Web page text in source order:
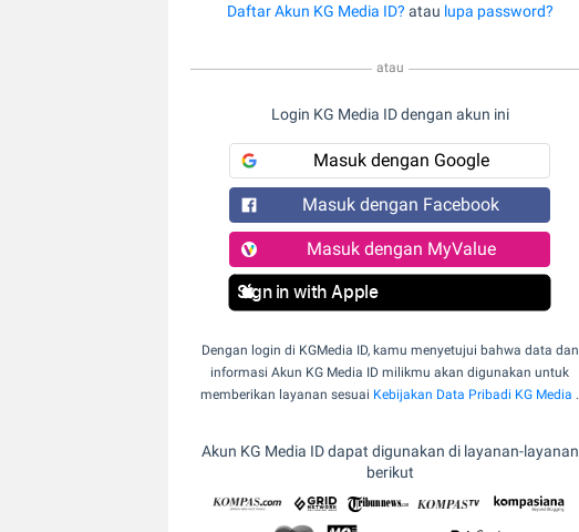
Daftar Akun KG Media ID? atau lupa password?
atau
Login KG Media ID dengan akun ini
Masuk dengan Google
Masuk dengan Facebook
Masuk dengan MyValue
Sign in with Apple
Dengan login di KGMedia ID, kamu menyetujui bahwa data dan
informasi Akun KG Media ID milikmu akan digunakan untuk
memberikan layanan sesuai Kebijakan Data Pribadi KG Media .
Akun KG Media ID dapat digunakan di layanan-layanan
berikut